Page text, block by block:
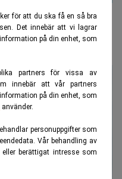
för att du ska få en så bra
Det innebär att vi lagrar
på din enhet, som
partners för vissa av
innebär att vår partners
på din enhet, som
använder.
personuppgifter som
Vår behandling av
berättigat intresse som